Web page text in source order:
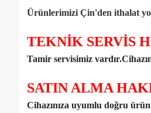
Ürünlerimizi Çin'den ithalat
TEKNİK SERVİS
Tamir servisimiz
SATIN ALMA
Cihazınıza uyumlu doğru